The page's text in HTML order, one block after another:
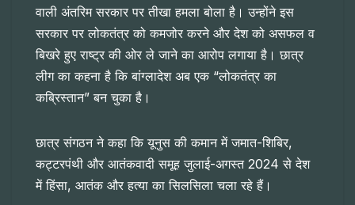
वाली अंतरिम सरकार पर तीखा हमला बोला है। उन्होंने इस
सरकार पर लोकतंत्र को कमजोर करने और देश को असफल व
बिखरे हुए राष्ट्र की ओर ले जाने का आरोप लगाया है। छात्र
लीग का कहना है कि बांग्लादेश अब एक “लोकतंत्र का
कब्रिस्तान” बन चुका है।
छात्र संगठन ने कहा कि यूनुस की कमान में जमात-शिबिर,
कट्टरपंथी और आतंकवादी समूह जुलाई-अगस्त 2024 से देश
में हिंसा, आतंक और हत्या का सिलसिला चला रहे हैं।